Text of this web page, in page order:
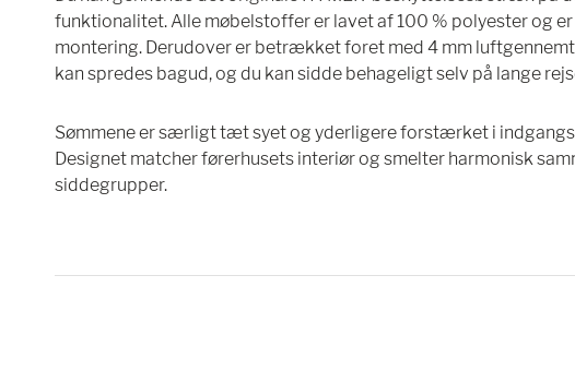
funktionalitet. Alle møbelstoffer er lavet af 100 % polyester og
montering. Derudover er betrækket foret med 4 mm
kan spredes bagud, og du kan sidde behageligt selv på lange
Sømmene er særligt tæt syet og yderligere forstærket i
Designet matcher førerhusets interiør og smelter harmonisk
siddegrupper.